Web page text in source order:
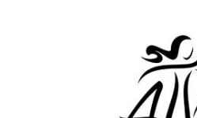
Перейти
навигации
Перейти
содержимому